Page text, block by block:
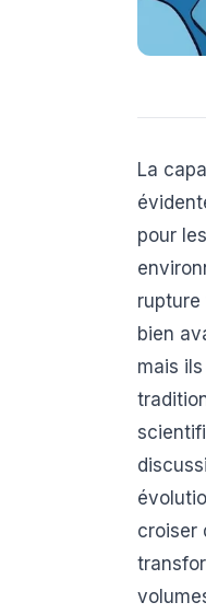
La
pour
rupture
bien
mais
croiser